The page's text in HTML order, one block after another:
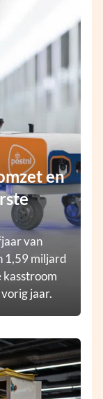
en
van
1,59 miljard
jaar.